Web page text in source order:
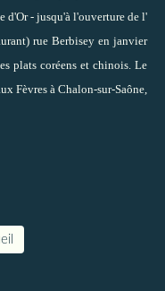
d'Or - jusqu'à l'ouverture de l'
rue Berbisey en janvier
plats coréens et chinois. Le
Fèvres à Chalon-sur-Saône,